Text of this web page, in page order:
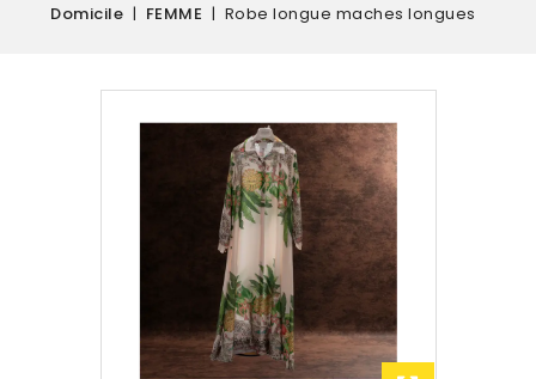
Domicile FEMME Robe longue maches longues